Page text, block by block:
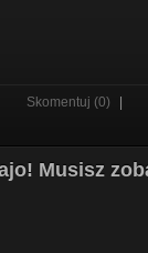
Skomentuj (0)
Musisz